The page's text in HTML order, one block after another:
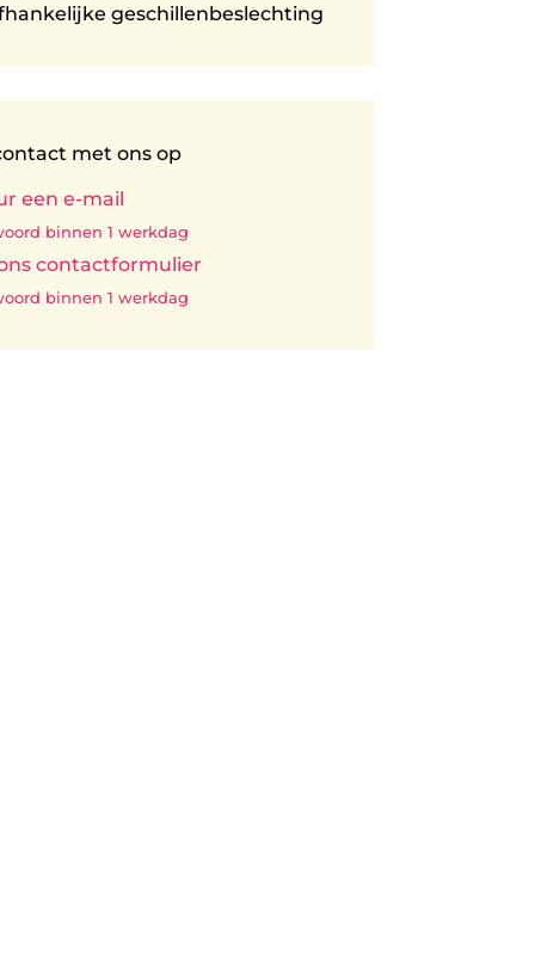
geschillenbeslechting
met ons op
een e-mail
binnen 1 werkdag
contactformulier
binnen 1 werkdag